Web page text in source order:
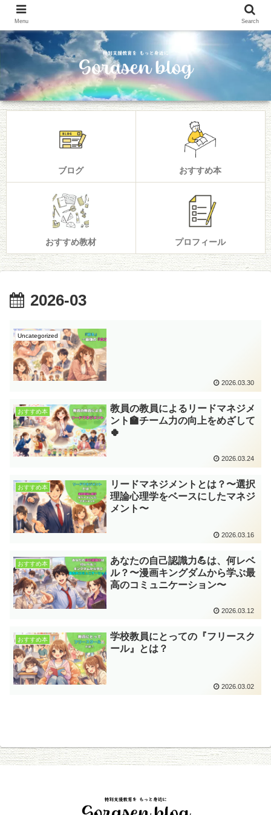
ブログ おすすめ本
おすすめ教材 プロフィール
2026-03
Uncategorized
2026.03.30
おすすめ本
教員の教員によるリードマネジメ
ント🏫チーム力の向上をめざして
🍀
2026.03.24
おすすめ本
リードマネジメントとは？〜選択
理論心理学をベースにしたマネジ
メント〜
2026.03.16
おすすめ本
あなたの自己認識力💪は、何レベ
ル？〜漫画キングダムから学ぶ最
高のコミュニケーション〜
2026.03.12
おすすめ本
学校教員にとっての『フリースク
ール』とは？
2026.03.02
Menu Search